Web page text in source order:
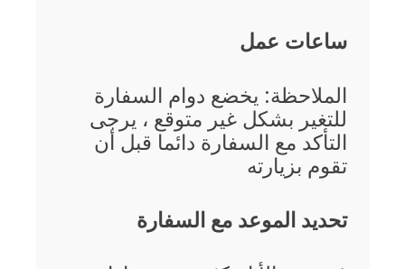
ساعات عمل
الملاحظة: يخضع دوام السفارة
للتغير بشكل غير متوقع ، يرجى
التأكد مع السفارة دائما قبل أن
تقوم بزيارته
تحديد الموعد مع السفارة